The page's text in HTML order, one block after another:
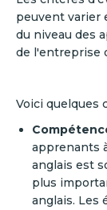
peuvent varier
du niveau des
de l'entreprise
Voici quelques
apprenants
anglais est
plus
anglais. Les